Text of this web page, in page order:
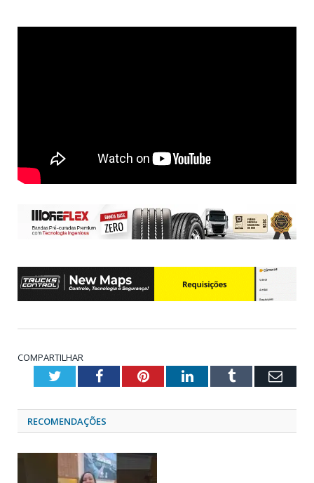
COMPARTILHAR
TwitterFacebookPinterestLinkedInTumblr
RECOMENDAÇÕES